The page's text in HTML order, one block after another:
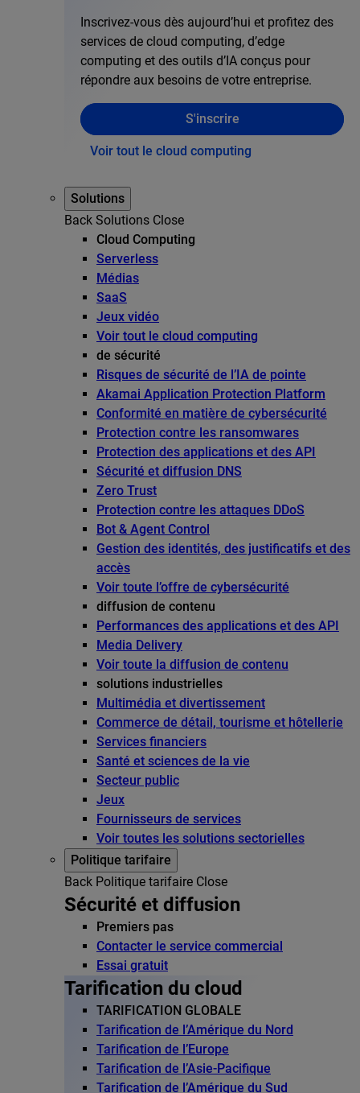
Inscrivez-vous dès aujourd’hui et profitez des
services de cloud computing, d’edge
computing et des outils d’IA conçus pour
répondre aux besoins de votre entreprise.
S'inscrire
Voir tout le cloud computing
Solutions
Back Solutions Close
Cloud Computing
Serverless
Médias
SaaS
Jeux vidéo
Voir tout le cloud computing
de sécurité
Risques de sécurité de l’IA de pointe
Akamai Application Protection Platform
Conformité en matière de cybersécurité
Protection contre les ransomwares
Protection des applications et des API
Sécurité et diffusion DNS
Zero Trust
Protection contre les attaques DDoS
Bot & Agent Control
Gestion des identités, des justificatifs et des
accès
Voir toute l’offre de cybersécurité
diffusion de contenu
Performances des applications et des API
Media Delivery
Voir toute la diffusion de contenu
solutions industrielles
Multimédia et divertissement
Commerce de détail, tourisme et hôtellerie
Services financiers
Santé et sciences de la vie
Secteur public
Jeux
Fournisseurs de services
Voir toutes les solutions sectorielles
Politique tarifaire
Back Politique tarifaire Close
Sécurité et diffusion
Premiers pas
Contacter le service commercial
Essai gratuit
Tarification du cloud
TARIFICATION GLOBALE
Tarification de l’Amérique du Nord
Tarification de l’Europe
Tarification de l’Asie-Pacifique
Tarification de l’Amérique du Sud